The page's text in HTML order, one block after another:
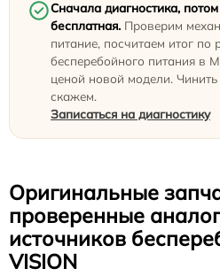
Сначала диагностика,
бесплатная. Проверим
питание, посчитаем итог по
бесперебойного питания в
ценой новой модели.
скажем.
Записаться на диагностику
Оригинальные
проверенные
источников
VISION